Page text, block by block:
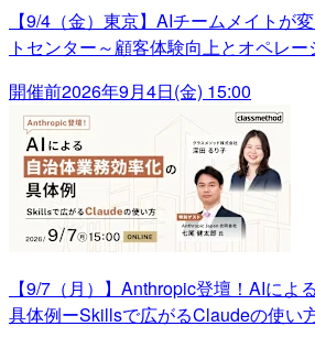
【9/4（金）東京】AIチームメイトが
トセンター～顧客体験向上とオペレ
開催前2026年9月4日(金) 15:00
【9/7（月）】Anthropic登壇！AIによ
具体例ーSkillsで広がるClaudeの使い